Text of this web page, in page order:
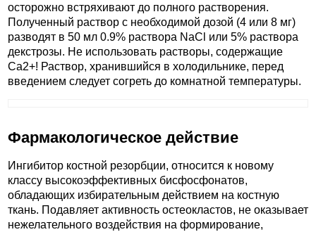
осторожно встряхивают до полного растворения.
Полученный раствор с необходимой дозой (4 или 8 мг)
разводят в 50 мл 0.9% раствора NaCl или 5% раствора
декстрозы. Не использовать растворы, содержащие
Ca2+! Раствор, хранившийся в холодильнике, перед
введением следует согреть до комнатной температуры.
Фармакологическое действие
Ингибитор костной резорбции, относится к новому
классу высокоэффективных бисфосфонатов,
обладающих избирательным действием на костную
ткань. Подавляет активность остеокластов, не оказывает
нежелательного воздействия на формирование,